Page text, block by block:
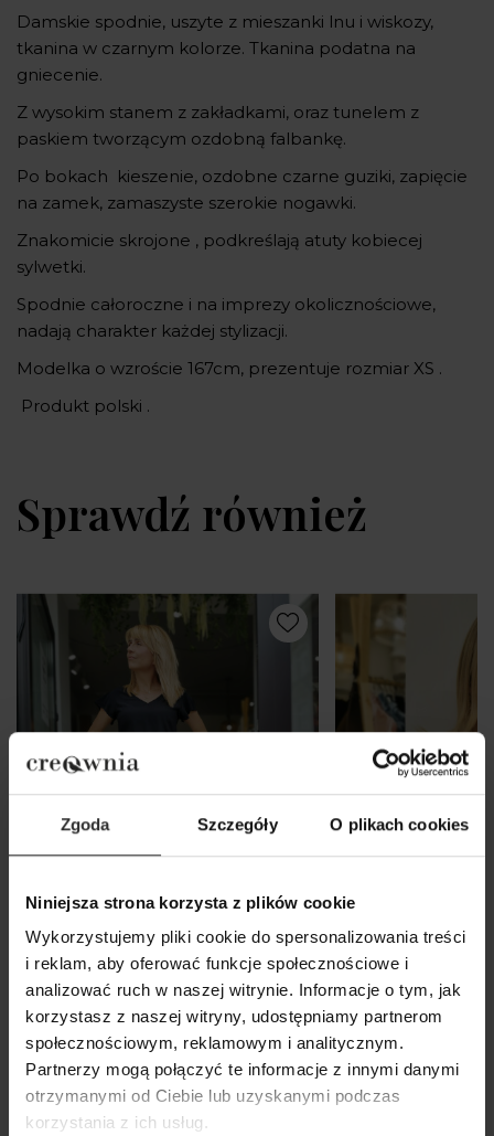
Zgoda Szczegóły O plikach cookies
Niniejsza strona korzysta z plików cookie
Wykorzystujemy pliki cookie do spersonalizowania treści
i reklam, aby oferować funkcje społecznościowe i
analizować ruch w naszej witrynie. Informacje o tym, jak
korzystasz z naszej witryny, udostępniamy partnerom
społecznościowym, reklamowym i analitycznym.
Partnerzy mogą połączyć te informacje z innymi danymi
otrzymanymi od Ciebie lub uzyskanymi podczas
korzystania z ich usług.
Damskie spodnie, uszyte z mieszanki lnu i wiskozy,
tkanina w czarnym kolorze. Tkanina podatna na
gniecenie.
Z wysokim stanem z zakładkami, oraz tunelem z
paskiem tworzącym ozdobną falbankę.
Po bokach kieszenie, ozdobne czarne guziki, zapięcie
na zamek, zamaszyste szerokie nogawki.
Znakomicie skrojone , podkreślają atuty kobiecej
sylwetki.
Spodnie całoroczne i na imprezy okolicznościowe,
nadają charakter każdej stylizacji.
Modelka o wzroście 167cm, prezentuje rozmiar XS .
Produkt polski .
Sprawdź również
Czarna Bluzka na krótki rękaw z
wiązaniem na plecach Eos Black
189,00 zł
Wiskozowa
ecru z dekoltem
Ecru
179,00 zł